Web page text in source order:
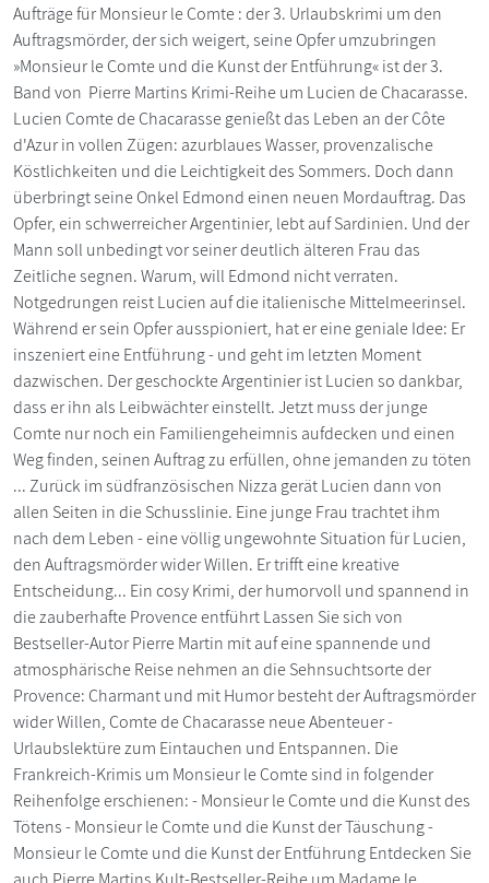
Aufträge für Monsieur le Comte : der 3. Urlaubskrimi um den
Auftragsmörder, der sich weigert, seine Opfer umzubringen
»Monsieur le Comte und die Kunst der Entführung« ist der 3.
Band von Pierre Martins Krimi-Reihe um Lucien de Chacarasse.
Lucien Comte de Chacarasse genießt das Leben an der Côte
d'Azur in vollen Zügen: azurblaues Wasser, provenzalische
Köstlichkeiten und die Leichtigkeit des Sommers. Doch dann
überbringt seine Onkel Edmond einen neuen Mordauftrag. Das
Opfer, ein schwerreicher Argentinier, lebt auf Sardinien. Und der
Mann soll unbedingt vor seiner deutlich älteren Frau das
Zeitliche segnen. Warum, will Edmond nicht verraten.
Notgedrungen reist Lucien auf die italienische Mittelmeerinsel.
Während er sein Opfer ausspioniert, hat er eine geniale Idee: Er
inszeniert eine Entführung - und geht im letzten Moment
dazwischen. Der geschockte Argentinier ist Lucien so dankbar,
dass er ihn als Leibwächter einstellt. Jetzt muss der junge
Comte nur noch ein Familiengeheimnis aufdecken und einen
Weg finden, seinen Auftrag zu erfüllen, ohne jemanden zu töten
... Zurück im südfranzösischen Nizza gerät Lucien dann von
allen Seiten in die Schusslinie. Eine junge Frau trachtet ihm
nach dem Leben - eine völlig ungewohnte Situation für Lucien,
den Auftragsmörder wider Willen. Er trifft eine kreative
Entscheidung... Ein cosy Krimi, der humorvoll und spannend in
die zauberhafte Provence entführt Lassen Sie sich von
Bestseller-Autor Pierre Martin mit auf eine spannende und
atmosphärische Reise nehmen an die Sehnsuchtsorte der
Provence: Charmant und mit Humor besteht der Auftragsmörder
wider Willen, Comte de Chacarasse neue Abenteuer -
Urlaubslektüre zum Eintauchen und Entspannen. Die
Frankreich-Krimis um Monsieur le Comte sind in folgender
Reihenfolge erschienen: - Monsieur le Comte und die Kunst des
Tötens - Monsieur le Comte und die Kunst der Täuschung -
Monsieur le Comte und die Kunst der Entführung Entdecken Sie